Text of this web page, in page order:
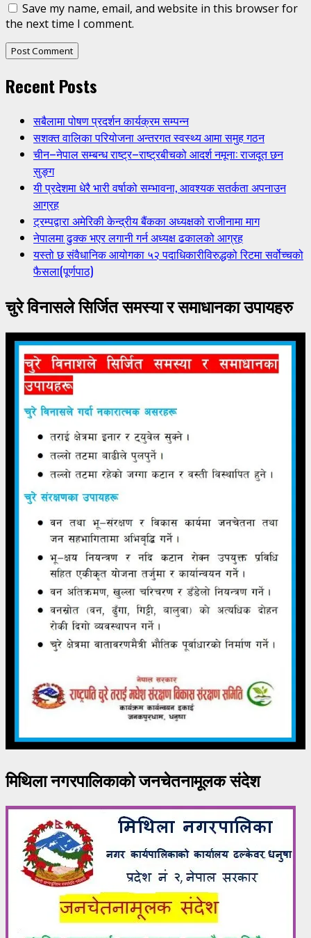
Save my name, email, and website in this browser for
the next time I comment.
Recent Posts
सबैलामा पोषण प्रदर्शन कार्यक्रम सम्पन्न
सशक्त वालिका परियोजना अन्तरगत स्वस्थ्य आमा समुह गठन
चीन–नेपाल सम्बन्ध राष्ट्र–राष्ट्रबीचको आदर्श नमूना: राजदूत छन
सुङ्ग
यी प्रदेशमा धेरै भारी वर्षाको सम्भावना, आवश्यक सतर्कता अपनाउन
आग्रह
ट्रम्पद्वारा अमेरिकी केन्द्रीय बैंकका अध्यक्षको राजीनामा माग
नेपालमा ढुक्क भएर लगानी गर्न अध्यक्ष ढकालको आग्रह
यस्तो छ संवैधानिक आयोगका ५२ पदाधिकारीविरुद्धको रिटमा सर्वोच्चको
फैसला(पूर्णपाठ)
चुरे विनासले सिर्जित समस्या र समाधानका उपायहरु
मिथिला नगरपालिकाको जनचेतनामूलक संदेश